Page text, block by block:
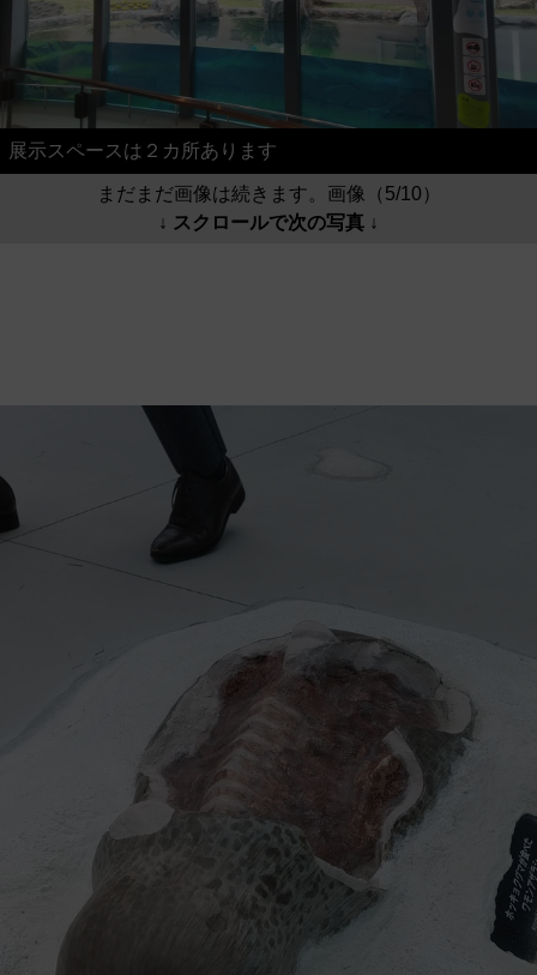
展示スペースは２カ所あります
まだまだ画像は続きます。画像（5/10）
↓ スクロールで次の写真 ↓